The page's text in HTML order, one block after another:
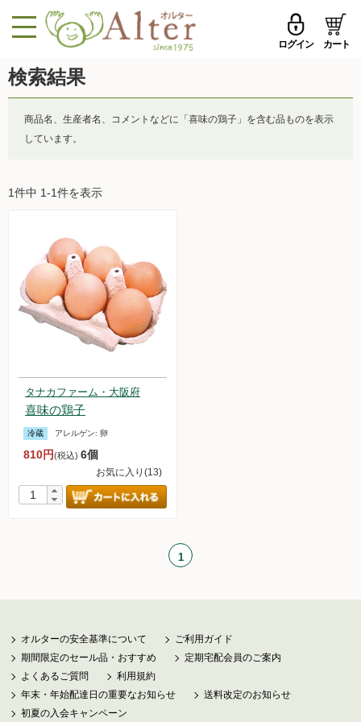
ログイン カート
メールアドレス
パスワード
パスワードを忘れた方はこちら
初めての方へ
新規一般会員登録
MENU
トップページへ戻る
お試しセット
今週の新登場
野菜
果物
無農薬米・雑穀
国産大豆の加工品
たまご・乳製品
冷蔵食品他
惣菜
麺
乾物
検索結果
商品名、生産者名、コメントなどに「喜味の鶏子」を含む品ものを表示
しています。
1件中 1-1件を表示
タナカファーム・大阪府
喜味の鶏子
冷蔵 アレルゲン: 卵
810円(税込) 6個
お気に入り(13)
1
オルターの安全基準について
ご利用ガイド
期間限定のセール品・おすすめ
定期宅配会員のご案内
よくあるご質問
利用規約
年末・年始配達日の重要なお知らせ
送料改定のお知らせ
初夏の入会キャンペーン